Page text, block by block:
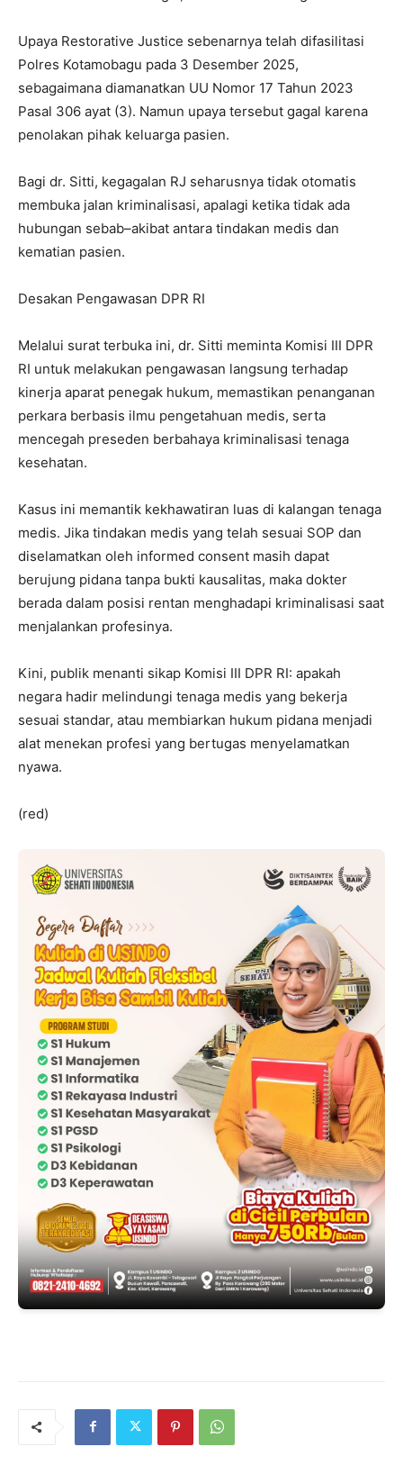
Upaya Restorative Justice sebenarnya telah difasilitasi
Polres Kotamobagu pada 3 Desember 2025,
sebagaimana diamanatkan UU Nomor 17 Tahun 2023
Pasal 306 ayat (3). Namun upaya tersebut gagal karena
penolakan pihak keluarga pasien.
Bagi dr. Sitti, kegagalan RJ seharusnya tidak otomatis
membuka jalan kriminalisasi, apalagi ketika tidak ada
hubungan sebab–akibat antara tindakan medis dan
kematian pasien.
Desakan Pengawasan DPR RI
Melalui surat terbuka ini, dr. Sitti meminta Komisi III DPR
RI untuk melakukan pengawasan langsung terhadap
kinerja aparat penegak hukum, memastikan penanganan
perkara berbasis ilmu pengetahuan medis, serta
mencegah preseden berbahaya kriminalisasi tenaga
kesehatan.
Kasus ini memantik kekhawatiran luas di kalangan tenaga
medis. Jika tindakan medis yang telah sesuai SOP dan
diselamatkan oleh informed consent masih dapat
berujung pidana tanpa bukti kausalitas, maka dokter
berada dalam posisi rentan menghadapi kriminalisasi saat
menjalankan profesinya.
Kini, publik menanti sikap Komisi III DPR RI: apakah
negara hadir melindungi tenaga medis yang bekerja
sesuai standar, atau membiarkan hukum pidana menjadi
alat menekan profesi yang bertugas menyelamatkan
nyawa.
(red)